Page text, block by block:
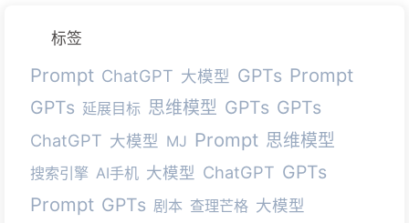
标签
Prompt ChatGPT 大模型 GPTs Prompt
GPTs 延展目标 思维模型 GPTs GPTs
ChatGPT 大模型 MJ Prompt 思维模型
搜索引擎 AI手机 大模型 ChatGPT GPTs
Prompt GPTs 剧本 查理芒格 大模型